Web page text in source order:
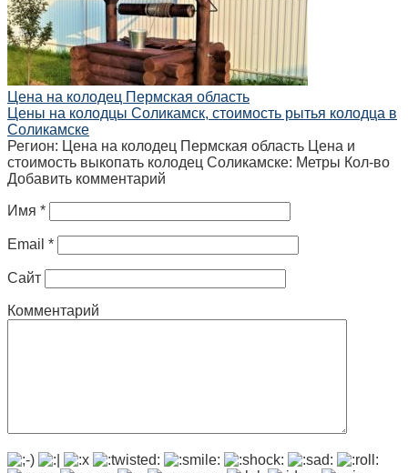
Цена на колодец Пермская область
Цены на колодцы Соликамск, стоимость рытья колодца в
Соликамске
Регион: Цена на колодец Пермская область Цена и
стоимость выкопать колодец Соликамске: Метры Кол-во
Добавить комментарий
Имя *
Email *
Сайт
Комментарий